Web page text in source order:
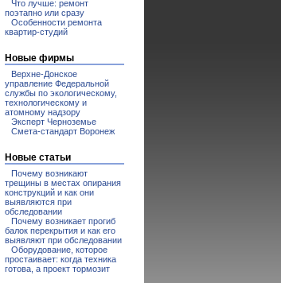
Что лучше: ремонт
поэтапно или сразу
Особенности ремонта
квартир-студий
Новые фирмы
Верхне-Донское
управление Федеральной
службы по экологическому,
технологическому и
атомному надзору
Эксперт Черноземье
Смета-стандарт Воронеж
Новые статьи
Почему возникают
трещины в местах опирания
конструкций и как они
выявляются при
обследовании
Почему возникает прогиб
балок перекрытия и как его
выявляют при обследовании
Оборудование, которое
простаивает: когда техника
готова, а проект тормозит